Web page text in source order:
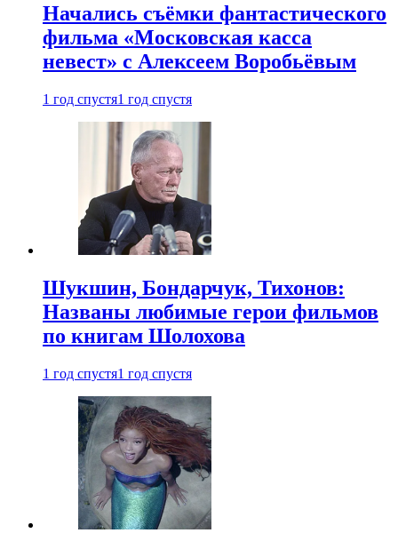
Начались съёмки фантастического
фильма «Московская касса
невест» с Алексеем Воробьёвым
1 год спустя1 год спустя
Шукшин, Бондарчук, Тихонов:
Названы любимые герои фильмов
по книгам Шолохова
1 год спустя1 год спустя